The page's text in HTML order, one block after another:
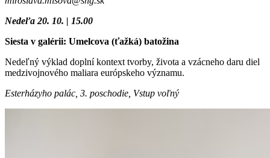
Nedeľa 20. 10. | 15.00
Siesta v galérii: Umelcova (ťažká) batožina
Nedeľný výklad doplní kontext tvorby, života a vzácneho daru diel
medzivojnového maliara európskeho významu.
Esterházyho palác, 3. poschodie, Vstup voľný